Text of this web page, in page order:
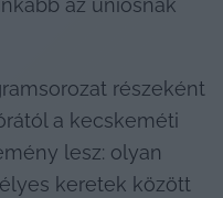
az uniósnak
részeként
a kecskeméti
lesz: olyan
keretek között